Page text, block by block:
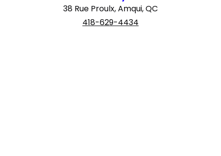
38 Rue Proulx, Amqui, QC
418-629-4434